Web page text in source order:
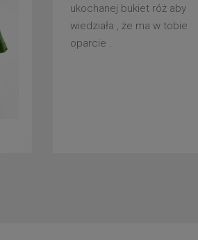
ukochanej bukiet róż aby
wiedziała , że ma w tobie
oparcie .